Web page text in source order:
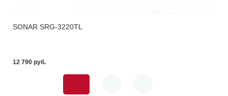
SONAR SRG-3220TL
12 790 pуб.